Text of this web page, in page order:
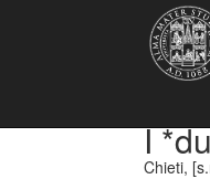
I
Chieti,